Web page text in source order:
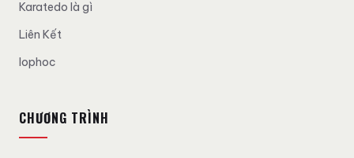
Karatedo là gì
Liên Kết
lophoc
CHƯƠNG TRÌNH